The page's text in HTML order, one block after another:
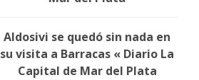
Aldosivi se quedó sin nada en
su visita a Barracas « Diario La
Capital de Mar del Plata